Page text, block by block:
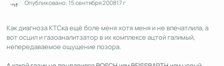
Опубликовано:15 сентября 200817 г
Как диагноза КТСка ещё боле меня хотя меня и не впечатлила, а
вот осцил и газоаналитзатор в их комплексе ацтой галимый,
непередаваемое ощущение позора.